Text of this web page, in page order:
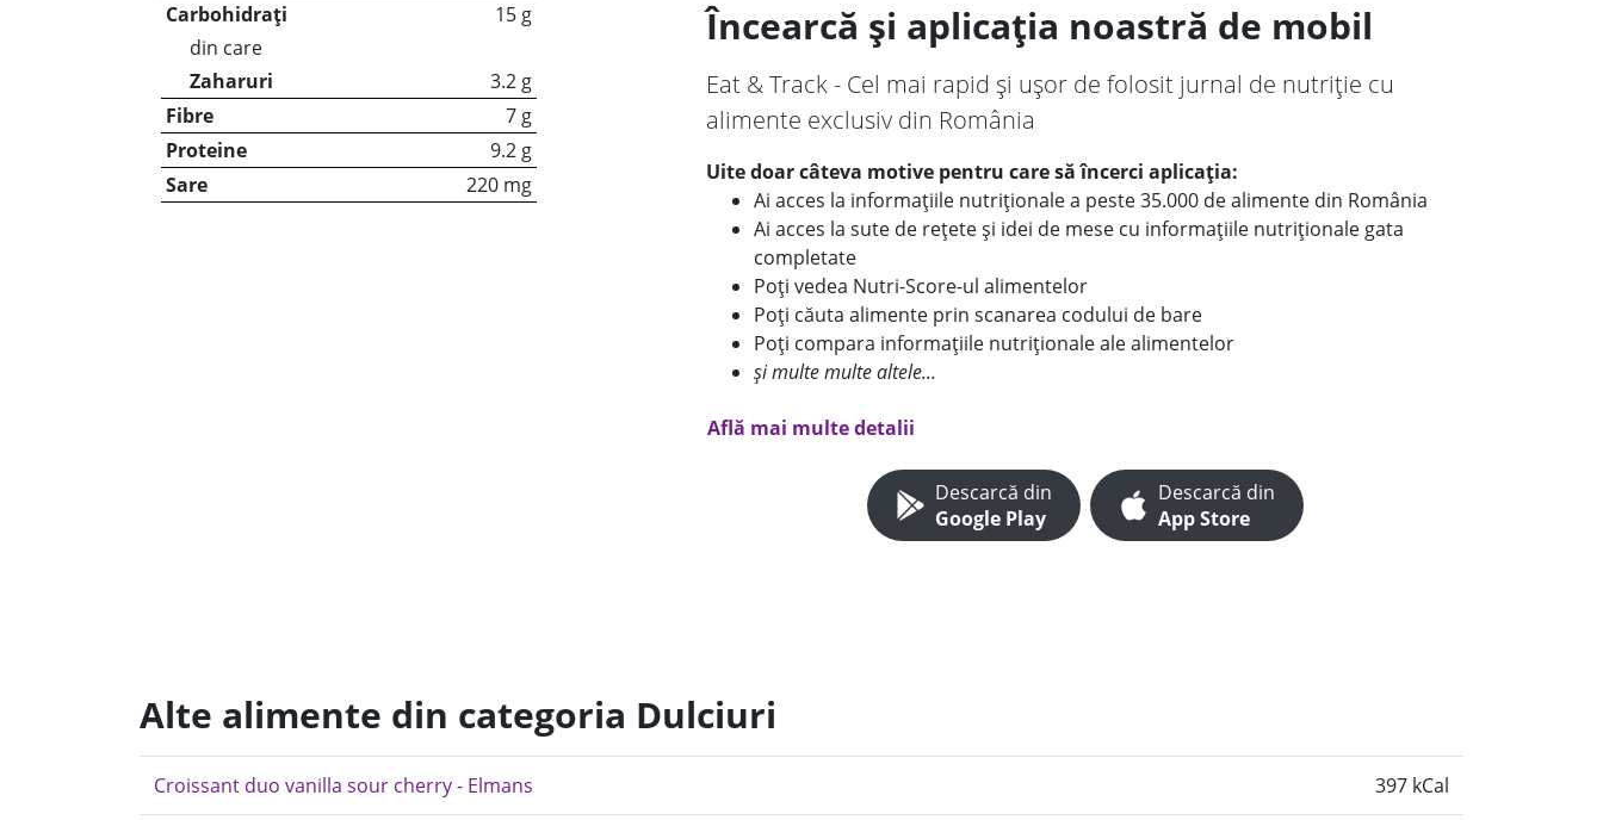
Carbohidrați
15 g
din care
Zaharuri
3.2 g
Fibre
7 g
Proteine
9.2 g
Sare
220 mg
Încearcă și aplicația noastră de mobil
Eat & Track - Cel mai rapid și ușor de folosit jurnal de nutriție cu
alimente exclusiv din România
Uite doar câteva motive pentru care să încerci aplicația:
Ai acces la informațiile nutriționale a peste 35.000 de alimente din România
Ai acces la sute de rețete și idei de mese cu informațiile nutriționale gata
completate
Poți vedea Nutri-Score-ul alimentelor
Poți căuta alimente prin scanarea codului de bare
Poți compara informațiile nutriționale ale alimentelor
și multe multe altele...
Află mai multe detalii
Descarcă din
Google Play
Descarcă din
App Store
Alte alimente din categoria Dulciuri
Croissant duo vanilla sour cherry - Elmans 397 kCal